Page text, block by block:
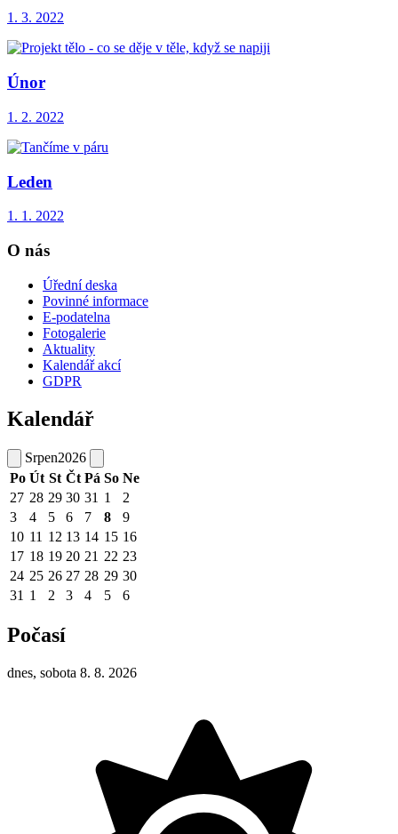
1. 3. 2022
Únor
1. 2. 2022
Leden
1. 1. 2022
O nás
Úřední deska
Povinné informace
E-podatelna
Fotogalerie
Aktuality
Kalendář akcí
GDPR
Kalendář
Srpen2026
Po Út St Čt Pá So Ne
27 28 29 30 31 1
2
3
4 5 6 7 8
9
10 11 12 13 14 15 16
17 18 19 20 21 22 23
24 25 26 27 28 29 30
31 1 2 3 4 5 6
Počasí
dnes, sobota 8. 8. 2026